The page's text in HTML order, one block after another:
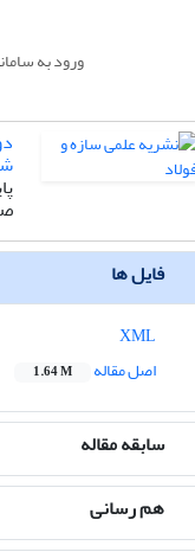
ورود به
فایل ها
اصل مقاله
1.64 M
سابقه مقاله
هم رسانی